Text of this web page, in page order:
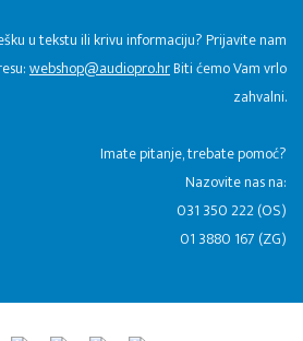
u tekstu ili krivu informaciju? Prijavite nam
webshop@audiopro.hrBiti ćemo Vam vrlo
zahvalni.
​Imate pitanje, trebate pomoć?
Nazovite nas na:
031 350 222 (OS)
01 3880 167 (ZG)